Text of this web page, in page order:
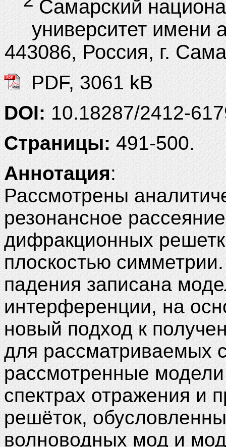
Самарский
университет имени
443086, Россия, г.
PDF, 3061 kB
DOI:10.18287/2412-
Страницы: 491-500.
Аннотация:
Рассмотрены
резонансное
дифракционных
плоскостью
падения записана
интерференции, на
новый подход к
для рассматриваемых
рассмотренные
спектрах отражения и
решёток,
волноводных мод и